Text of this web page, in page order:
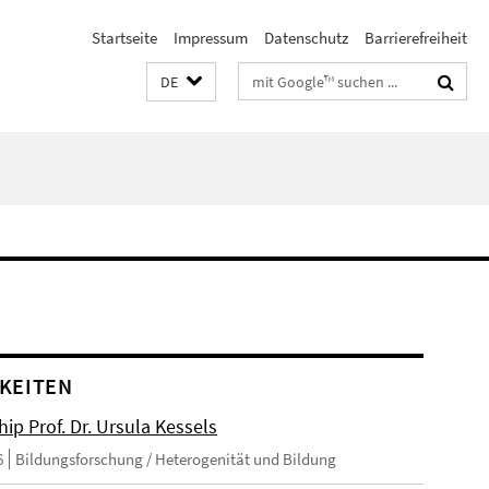
Startseite Impressum Datenschutz Barrierefreiheit
DE Suchbegriffe
Prof. Dr. Ursula Kessels
Bildungsforschung / Heterogenität und Bildung